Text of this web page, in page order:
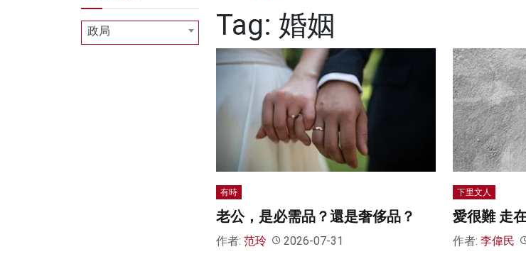
Tag: 婚姻
有時
老公，是必需品？還是奢侈品？
作者: 范玲 2026-07-31
下里文人
愛很難 走
作者: 李偉民
政局